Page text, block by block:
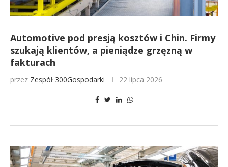
Automotive pod presją kosztów i Chin. Firmy
szukają klientów, a pieniądze grzęzną w
fakturach
przez Zespół 300Gospodarki 22 lipca 2026